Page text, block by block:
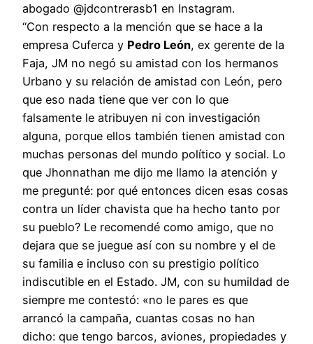
abogado @jdcontrerasb1 en Instagram.
“Con respecto a la mención que se hace a la
empresa Cuferca y Pedro León, ex gerente de la
Faja, JM no negó su amistad con los hermanos
Urbano y su relación de amistad con León, pero
que eso nada tiene que ver con lo que
falsamente le atribuyen ni con investigación
alguna, porque ellos también tienen amistad con
muchas personas del mundo político y social. Lo
que Jhonnathan me dijo me llamo la atención y
me pregunté: por qué entonces dicen esas cosas
contra un líder chavista que ha hecho tanto por
su pueblo? Le recomendé como amigo, que no
dejara que se juegue así con su nombre y el de
su familia e incluso con su prestigio político
indiscutible en el Estado. JM, con su humildad de
siempre me contestó: «no le pares es que
arrancó la campaña, cuantas cosas no han
dicho: que tengo barcos, aviones, propiedades y